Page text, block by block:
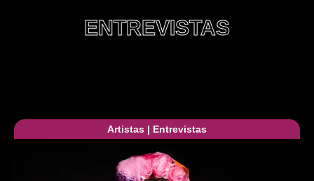
ENTREVISTAS
Artistas | Entrevistas